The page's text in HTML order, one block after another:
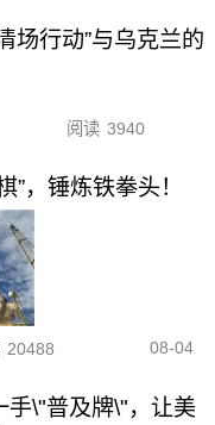
场行动”与乌克兰的
阅读 3940
”，锤炼铁拳头！
20488 08-04
手\"普及牌\"，让美